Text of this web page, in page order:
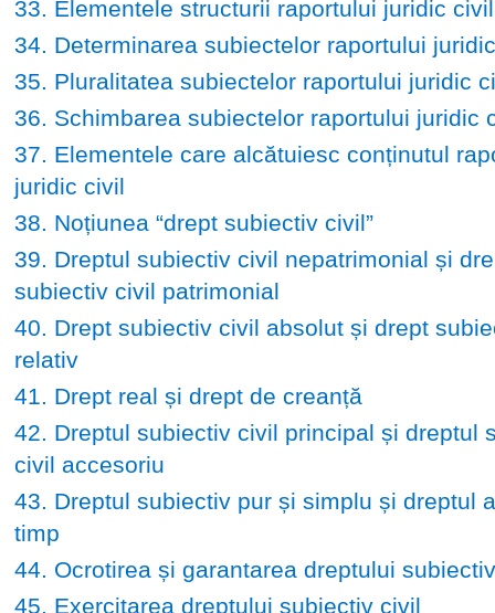
33. Elementele structurii raportului juridic civil
34. Determinarea subiectelor raportului
35. Pluralitatea subiectelor raportului juridic
36. Schimbarea subiectelor raportului juridic
37. Elementele care alcătuiesc conținutul
juridic civil
38. Noțiunea “drept subiectiv civil”
39. Dreptul subiectiv civil nepatrimonial și
subiectiv civil patrimonial
40. Drept subiectiv civil absolut și drept
relativ
41. Drept real și drept de creanță
42. Dreptul subiectiv civil principal și dreptul
civil accesoriu
43. Dreptul subiectiv pur și simplu și dreptul
timp
44. Ocrotirea și garantarea dreptului
45. Exercitarea dreptului subiectiv civil